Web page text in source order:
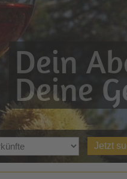
Dein
Deine
Jetzt